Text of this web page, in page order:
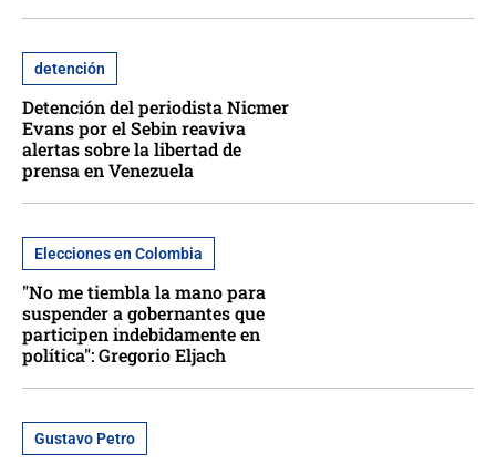
detención
Detención del periodista Nicmer
Evans por el Sebin reaviva
alertas sobre la libertad de
prensa en Venezuela
Elecciones en Colombia
"No me tiembla la mano para
suspender a gobernantes que
participen indebidamente en
política": Gregorio Eljach
Gustavo Petro